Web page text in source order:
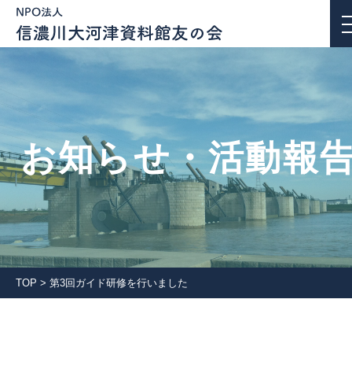
お知らせ・活動報告
私たちについて
活動紹介
団体会員一覧
入会案内
お知らせ・活動報
TOP > 第3回ガイド研修を行いました